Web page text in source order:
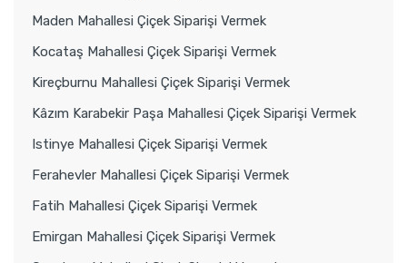
Maden Mahallesi Çiçek Siparişi Vermek
Kocataş Mahallesi Çiçek Siparişi Vermek
Kireçburnu Mahallesi Çiçek Siparişi Vermek
Kâzım Karabekir Paşa Mahallesi Çiçek Siparişi Vermek
Istinye Mahallesi Çiçek Siparişi Vermek
Ferahevler Mahallesi Çiçek Siparişi Vermek
Fatih Mahallesi Çiçek Siparişi Vermek
Emirgan Mahallesi Çiçek Siparişi Vermek